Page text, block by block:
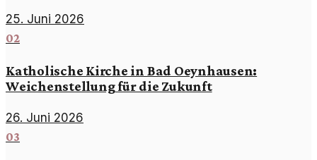
25. Juni 2026
02
Katholische Kirche in Bad Oeynhausen:
Weichenstellung für die Zukunft
26. Juni 2026
03